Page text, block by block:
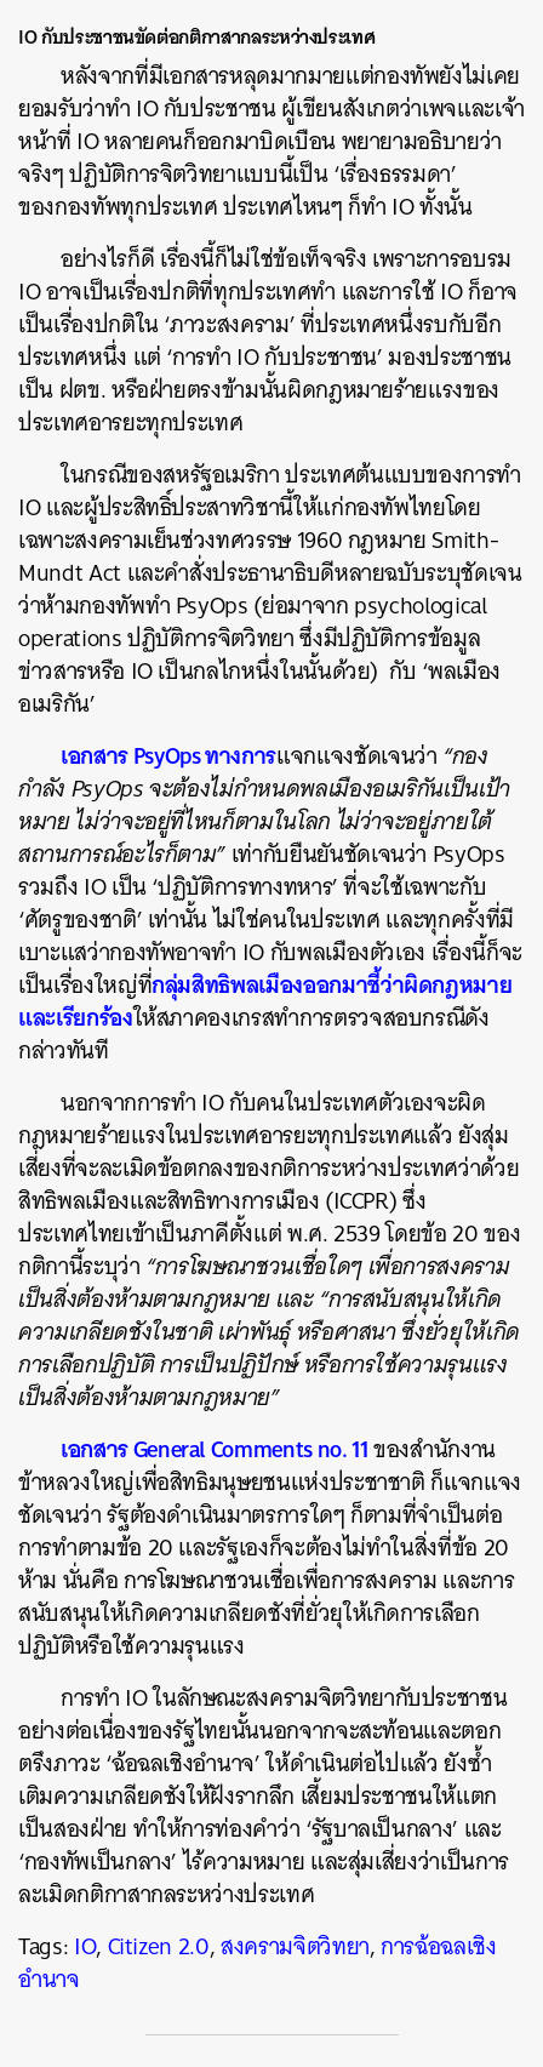
IO กับประชาชนขัดต่อกติกาสากลระหว่างประเทศ
หลังจากที่มีเอกสารหลุดมากมายแต่กองทัพยังไม่เคย
ยอมรับว่าทำ IO กับประชาชน ผู้เขียนสังเกตว่าเพจและเจ้า
หน้าที่ IO หลายคนก็ออกมาบิดเบือน พยายามอธิบายว่า
จริงๆ ปฏิบัติการจิตวิทยาแบบนี้เป็น ‘เรื่องธรรมดา’
ของกองทัพทุกประเทศ ประเทศไหนๆ ก็ทำ IO ทั้งนั้น
อย่างไรก็ดี เรื่องนี้ก็ไม่ใช่ข้อเท็จจริง เพราะการอบรม
IO อาจเป็นเรื่องปกติที่ทุกประเทศทำ และการใช้ IO ก็อาจ
เป็นเรื่องปกติใน ‘ภาวะสงคราม’ ที่ประเทศหนึ่งรบกับอีก
ประเทศหนึ่ง แต่ ‘การทำ IO กับประชาชน’ มองประชาชน
เป็น ฝตข. หรือฝ่ายตรงข้ามนั้นผิดกฎหมายร้ายแรงของ
ประเทศอารยะทุกประเทศ
ในกรณีของสหรัฐอเมริกา ประเทศต้นแบบของการทำ
IO และผู้ประสิทธิ์ประสาทวิชานี้ให้แก่กองทัพไทยโดย
เฉพาะสงครามเย็นช่วงทศวรรษ 1960 กฎหมาย Smith-
Mundt Act และคำสั่งประธานาธิบดีหลายฉบับระบุชัดเจน
ว่าห้ามกองทัพทำ PsyOps (ย่อมาจาก psychological
operations ปฏิบัติการจิตวิทยา ซึ่งมีปฏิบัติการข้อมูล
ข่าวสารหรือ IO เป็นกลไกหนึ่งในนั้นด้วย) กับ ‘พลเมือง
อเมริกัน’
เอกสาร PsyOps ทางการแจกแจงชัดเจนว่า “กอง
กำลัง PsyOps จะต้องไม่กำหนดพลเมืองอเมริกันเป็นเป้า
หมาย ไม่ว่าจะอยู่ที่ไหนก็ตามในโลก ไม่ว่าจะอยู่ภายใต้
สถานการณ์อะไรก็ตาม”เท่ากับยืนยันชัดเจนว่า PsyOps
รวมถึง IO เป็น ‘ปฏิบัติการทางทหาร’ ที่จะใช้เฉพาะกับ
‘ศัตรูของชาติ’ เท่านั้น ไม่ใช่คนในประเทศ และทุกครั้งที่มี
เบาะแสว่ากองทัพอาจทำ IO กับพลเมืองตัวเอง เรื่องนี้ก็จะ
เป็นเรื่องใหญ่ที่กลุ่มสิทธิพลเมืองออกมาชี้ว่าผิดกฎหมาย
และเรียกร้องให้สภาคองเกรสทำการตรวจสอบกรณีดัง
กล่าวทันที
นอกจากการทำ IO กับคนในประเทศตัวเองจะผิด
กฎหมายร้ายแรงในประเทศอารยะทุกประเทศแล้ว ยังสุ่ม
เสี่ยงที่จะละเมิดข้อตกลงของกติการะหว่างประเทศว่าด้วย
สิทธิพลเมืองและสิทธิทางการเมือง (ICCPR) ซึ่ง
ประเทศไทยเข้าเป็นภาคีตั้งแต่ พ.ศ. 2539 โดยข้อ 20 ของ
กติกานี้ระบุว่า “การโฆษณาชวนเชื่อใดๆ เพื่อการสงคราม
เป็นสิ่งต้องห้ามตามกฎหมาย และ “การสนับสนุนให้เกิด
ความเกลียดชังในชาติ เผ่าพันธุ์ หรือศาสนา ซึ่งยั่วยุให้เกิด
การเลือกปฏิบัติ การเป็นปฏิปักษ์ หรือการใช้ความรุนแรง
เป็นสิ่งต้องห้ามตามกฎหมาย”
เอกสาร General Comments no. 11ของสำนักงาน
ข้าหลวงใหญ่เพื่อสิทธิมนุษยชนแห่งประชาชาติ ก็แจกแจง
ชัดเจนว่า รัฐต้องดำเนินมาตรการใดๆ ก็ตามที่จำเป็นต่อ
การทำตามข้อ 20 และรัฐเองก็จะต้องไม่ทำในสิ่งที่ข้อ 20
ห้าม นั่นคือ การโฆษณาชวนเชื่อเพื่อการสงคราม และการ
สนับสนุนให้เกิดความเกลียดชังที่ยั่วยุให้เกิดการเลือก
ปฏิบัติหรือใช้ความรุนแรง
การทำ IO ในลักษณะสงครามจิตวิทยากับประชาชน
อย่างต่อเนื่องของรัฐไทยนั้นนอกจากจะสะท้อนและตอก
ตรึงภาวะ ‘ฉ้อฉลเชิงอำนาจ’ ให้ดำเนินต่อไปแล้ว ยังซ้ำ
เติมความเกลียดชังให้ฝังรากลึก เสี้ยมประชาชนให้แตก
เป็นสองฝ่าย ทำให้การท่องคำว่า ‘รัฐบาลเป็นกลาง’ และ
‘กองทัพเป็นกลาง’ ไร้ความหมาย และสุ่มเสี่ยงว่าเป็นการ
ละเมิดกติกาสากลระหว่างประเทศ
Tags: IO,Citizen 2.0,สงครามจิตวิทยา,การฉ้อฉลเชิง
อำนาจ